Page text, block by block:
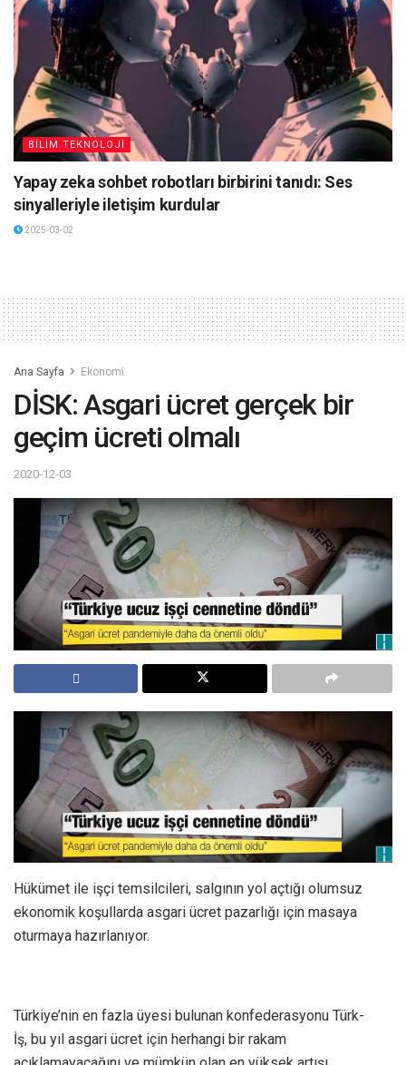
BİLİM TEKNOLOJİ
Yapay zeka sohbet robotları birbirini tanıdı: Ses
sinyalleriyle iletişim kurdular
2025-03-02
Ana Sayfa Ekonomi
DİSK: Asgari ücret gerçek bir
geçim ücreti olmalı
2020-12-03
Hükümet ile işçi temsilcileri, salgının yol açtığı olumsuz
ekonomik koşullarda asgari ücret pazarlığı için masaya
oturmaya hazırlanıyor.
Türkiye’nin en fazla üyesi bulunan konfederasyonu Türk-
İş, bu yıl asgari ücret için herhangi bir rakam